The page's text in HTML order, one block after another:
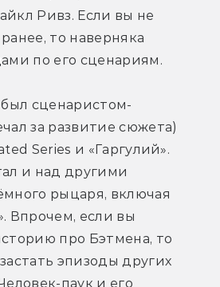
Ривз. Если вы не
то наверняка
по его сценариям.
сценаристом-
за развитие сюжета)
Series и «Гаргулий».
и над другими
рыцаря, включая
Впрочем, если вы
про Бэтмена, то
эпизоды других
паук и его